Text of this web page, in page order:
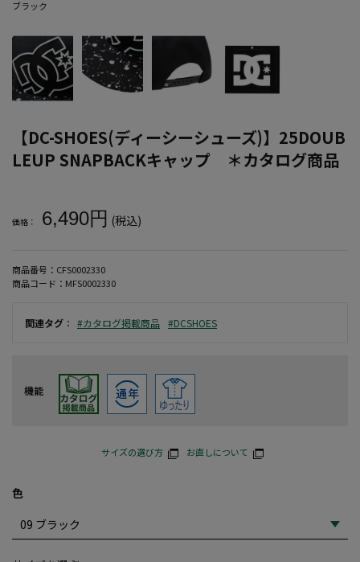
ブラック
【DC-SHOES(ディーシーシューズ)】25DOUB
LEUP SNAPBACKキャップ ＊カタログ商品
価格： 6,490円 (税込)
商品番号： CFS0002330
商品コード： MFS0002330
関連タグ ： #カタログ掲載商品 #DCSHOES
機能
サイズの選び方 お直しについて
色